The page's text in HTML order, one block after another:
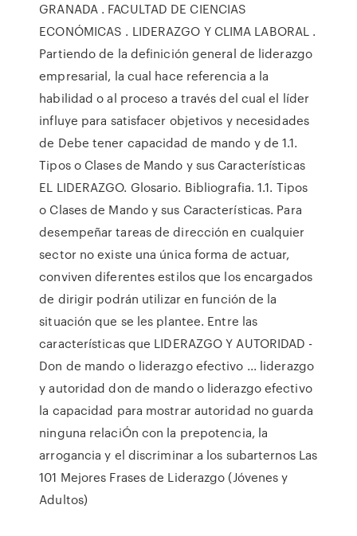
GRANADA . FACULTAD DE CIENCIAS
ECONÓMICAS . LIDERAZGO Y CLIMA LABORAL .
Partiendo de la definición general de liderazgo
empresarial, la cual hace referencia a la
habilidad o al proceso a través del cual el líder
influye para satisfacer objetivos y necesidades
de Debe tener capacidad de mando y de 1.1.
Tipos o Clases de Mando y sus Características
EL LIDERAZGO. Glosario. Bibliografia. 1.1. Tipos
o Clases de Mando y sus Características. Para
desempeñar tareas de dirección en cualquier
sector no existe una única forma de actuar,
conviven diferentes estilos que los encargados
de dirigir podrán utilizar en función de la
situación que se les plantee. Entre las
características que LIDERAZGO Y AUTORIDAD -
Don de mando o liderazgo efectivo ... liderazgo
y autoridad don de mando o liderazgo efectivo
la capacidad para mostrar autoridad no guarda
ninguna relaciÓn con la prepotencia, la
arrogancia y el discriminar a los subarternos Las
101 Mejores Frases de Liderazgo (Jóvenes y
Adultos)